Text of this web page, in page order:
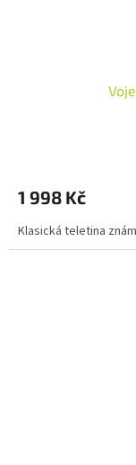
1 998 Kč
Klasická teletina